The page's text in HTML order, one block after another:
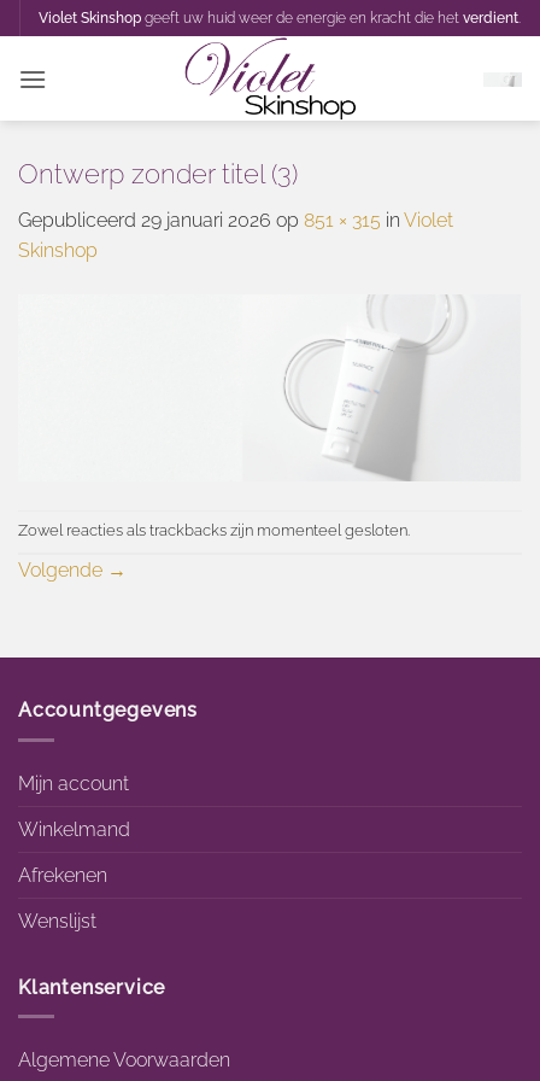
naar
inhoud
Violet Skinshopgeeft uw huid weer de energie en kracht die het verdient.
Ontwerp zonder titel (3)
Gepubliceerd 29 januari 2026 op 851 × 315 in Violet
Skinshop
Zowel reacties als trackbacks zijn momenteel gesloten.
Volgende →
Accountgegevens
Mijn account
Winkelmand
Afrekenen
Wenslijst
Klantenservice
Algemene Voorwaarden